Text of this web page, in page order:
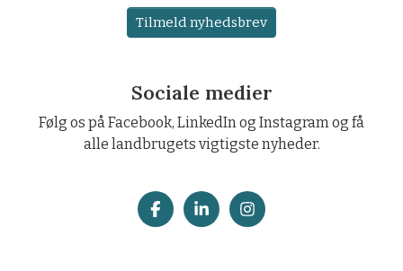
Tilmeld nyhedsbrev
Sociale medier
Følg os på Facebook, LinkedIn og Instagram og få
alle landbrugets vigtigste nyheder.